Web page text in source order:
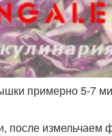
примерно 5-7
измельчаем